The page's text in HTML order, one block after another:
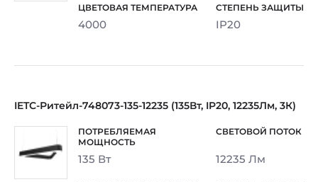
4000 IP20
IETC-Ритейл-748073-135-12235 (135Вт, IP20, 12235Лм, 3К)
135 Вт 12235 Лм